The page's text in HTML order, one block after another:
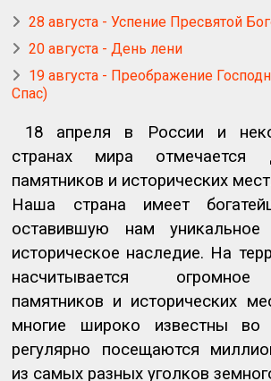
28 августа - Успение Пресвятой
20 августа - День лени
19 августа - Преображение
Спас)
18 апреля в России и
странах мира отмечается
памятников и исторических
Наша страна имеет
оставившую нам уникальное
историческое наследие. На
насчитывается
памятников и исторических
многие широко известны
регулярно посещаются
из самых разных уголков